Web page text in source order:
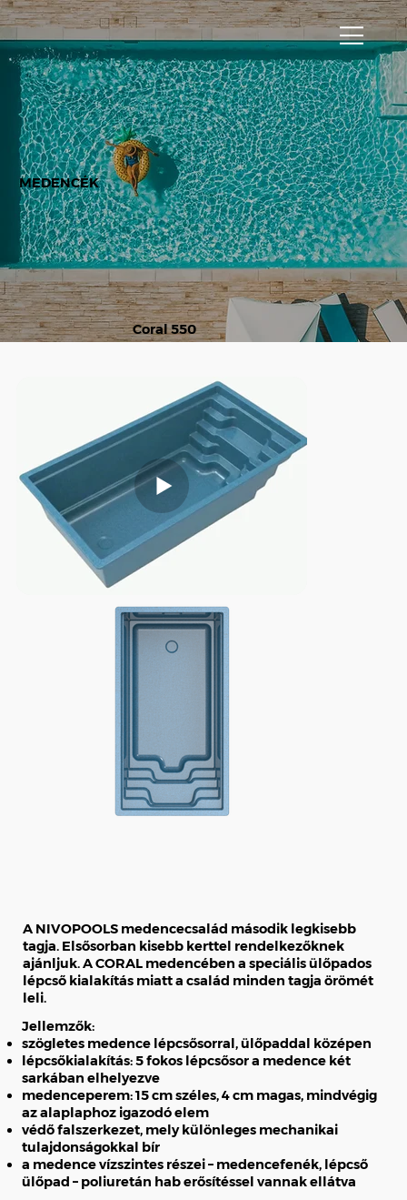
MEDENCÉK
Coral 550
A NIVOPOOLS medencecsalád második legkisebb
tagja. Elsősorban kisebb kerttel rendelkezőknek
ajánljuk. A CORAL medencében a speciális ülőpados
lépcső kialakítás miatt a család minden tagja örömét
leli.
Jellemzők:
szögletes medence lépcsősorral, ülőpaddal középen
lépcsőkialakítás: 5 fokos lépcsősor a medence két
sarkában elhelyezve
medenceperem: 15 cm széles, 4 cm magas, mindvégig
az alaplaphoz igazodó elem
védő falszerkezet, mely különleges mechanikai
tulajdonságokkal bír
a medence vízszintes részei – medencefenék, lépcső
ülőpad – poliuretán hab erősítéssel vannak ellátva